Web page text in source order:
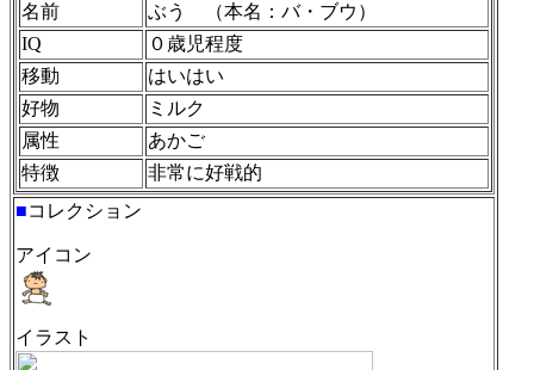
名前
ぶう （本名：バ・ブウ）
IQ
０歳児程度
移動
はいはい
好物
ミルク
属性
あかご
特徴
非常に好戦的
■コレクション
アイコン
イラスト